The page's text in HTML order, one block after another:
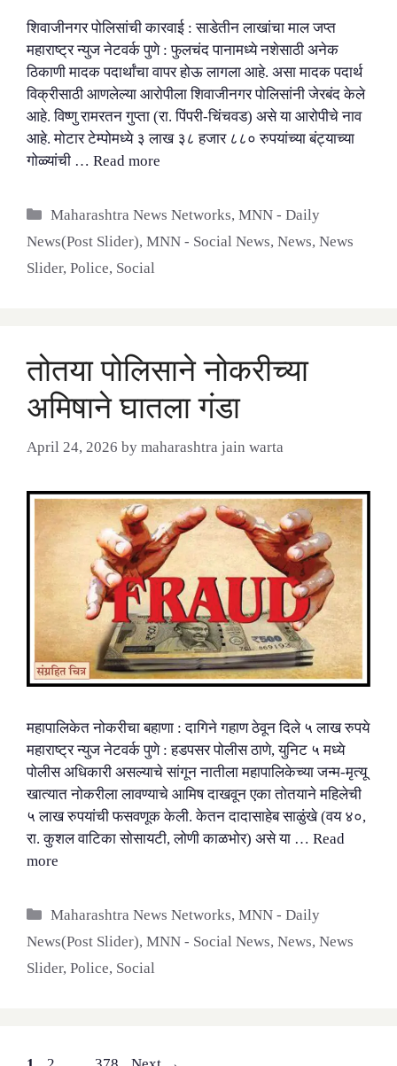
शिवाजीनगर पोलिसांची कारवाई : साडेतीन लाखांचा माल जप्त
महाराष्ट्र न्युज नेटवर्क पुणे : फुलचंद पानामध्ये नशेसाठी अनेक
ठिकाणी मादक पदार्थांचा वापर होऊ लागला आहे. असा मादक पदार्थ
विक्रीसाठी आणलेल्या आरोपीला शिवाजीनगर पोलिसांनी जेरबंद केले
आहे. विष्णु रामरतन गुप्ता (रा. पिंपरी-चिंचवड) असे या आरोपीचे नाव
आहे. मोटार टेम्पोमध्ये ३ लाख ३८ हजार ८८० रुपयांच्या बंट्याच्या
गोळ्यांची … Read more
Categories
Maharashtra News Networks,MNN - Daily
News(Post Slider), MNN - Social News, News, News
Slider, Police, Social
तोतया पोलिसाने नोकरीच्या
अमिषाने घातला गंडा
April 24, 2026 by maharashtra jain warta
महापालिकेत नोकरीचा बहाणा : दागिने गहाण ठेवून दिले ५ लाख रुपये
महाराष्ट्र न्युज नेटवर्क पुणे : हडपसर पोलीस ठाणे, युनिट ५ मध्ये
पोलीस अधिकारी असल्याचे सांगून नातीला महापालिकेच्या जन्म-मृत्यू
खात्यात नोकरीला लावण्याचे आमिष दाखवून एका तोतयाने महिलेची
५ लाख रुपयांची फसवणूक केली. केतन दादासाहेब साळुंखे (वय ४०,
रा. कुशल वाटिका सोसायटी, लोणी काळभोर) असे या … Read
more
Categories
Maharashtra News Networks,MNN - Daily
News(Post Slider), MNN - Social News, News, News
Slider, Police, Social